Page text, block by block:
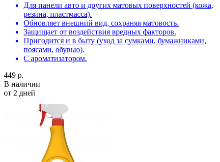
Для панели авто и других матовых поверхностей (кожа,
резина, пластмасса).
Обновляет внешний вид, сохраняя матовость.
Защищает от воздействия вредных факторов.
Пригодится и в быту (уход за сумками, бумажниками,
поясами, обувью).
С ароматизатором.
449 р.
В наличии
от 2 дней